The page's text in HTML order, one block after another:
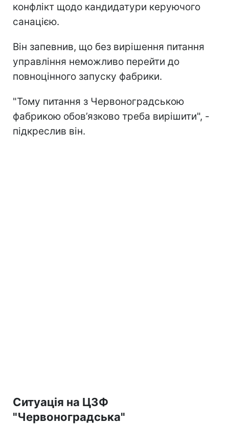
конфлікт щодо кандидатури керуючого
санацією.
Він запевнив, що без вирішення питання
управління неможливо перейти до
повноцінного запуску фабрики.
"Тому питання з Червоноградською
фабрикою обов’язково треба вирішити", -
підкреслив він.
Ситуація на ЦЗФ
"Червоноградська"